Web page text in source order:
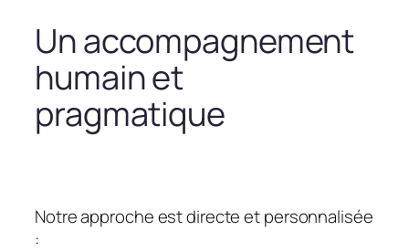
Un accompagnement
humain et
pragmatique
Notre approche est directe et personnalisée
: